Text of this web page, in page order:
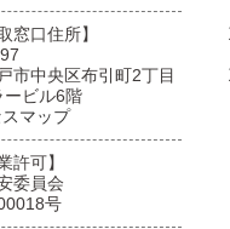
窓口住所】
市中央区布引町2丁目
ービル6階
マップ
許可】
委員会
号